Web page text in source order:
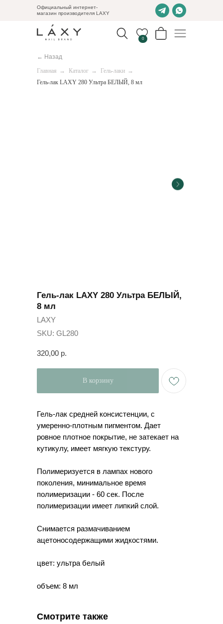
Официальный интернет-
магазин производителя LAXY
0
← Назад
Главная → Каталог → Гель-лаки →
Гель-лак LAXY 280 Ультра БЕЛЫЙ, 8 мл
Гель-лак LAXY 280 Ультра БЕЛЫЙ,
8 мл
LAXY
SKU: GL280
320,00 р.
В корзину
Гель-лак средней консистенции, с
умеренно-плотным пигментом. Дает
ровное плотное покрытие, не затекает на
кутикулу, имеет мягкую текстуру.
Полимеризуется в лампах нового
поколения, минимальное время
полимеризации - 60 сек. После
полимеризации имеет липкий слой.
Снимается размачиванием
ацетоносодержащими жидкостями.
цвет: ультра белый
объем: 8 мл
Смотрите также